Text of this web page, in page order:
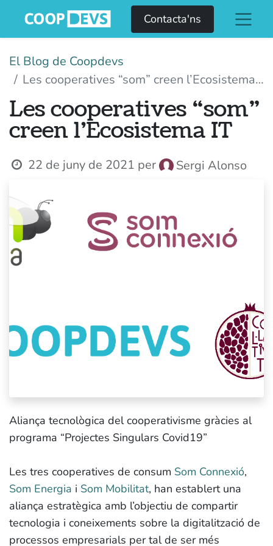
Contacta'ns
El Blog de Coopdevs
Les cooperatives “som” creen l’Ecosistema IT
Les cooperatives “som”
creen l’Ecosistema IT
22 de juny de 2021 per Sergi Alonso
Aliança tecnològica del cooperativisme gràcies al
programa “Projectes Singulars Covid19”
Les tres cooperatives de consum Som Connexió,
Som Energia i Som Mobilitat, han establert una
aliança estratègica amb l’objectiu de compartir
tecnologia i coneixements sobre la digitalització de
processos empresarials per tal de ser més